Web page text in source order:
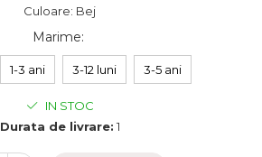
Culoare: Bej
Marime:
1-3 ani 3-12 luni 3-5 ani
IN STOC
Durata de livrare: 1